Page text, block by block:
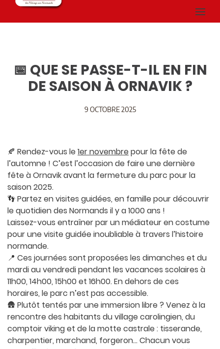
📅 QUE SE PASSE-T-IL EN FIN
DE SAISON À ORNAVIK ?
9 OCTOBRE 2025
🍂 Rendez-vous le 1er novembre pour la fête de
l’automne ! C’est l’occasion de faire une dernière
fête à Ornavik avant la fermeture du parc pour la
saison 2025.
👣 Partez en visites guidées, en famille pour découvrir
le quotidien des Normands il y a 1000 ans !
Laissez-vous entraîner par un médiateur en costume
pour une visite guidée inoubliable à travers l’histoire
normande.
📍 Ces journées sont proposées les dimanches et du
mardi au vendredi pendant les vacances scolaires à
11h00, 14h00, 15h00 et 16h00. En dehors de ces
horaires, le parc n’est pas accessible.
🛖 Plutôt tentés par une immersion libre ? Venez à la
rencontre des habitants du village carolingien, du
comptoir viking et de la motte castrale : tisserande,
charpentier, marchand, forgeron… Chacun vous